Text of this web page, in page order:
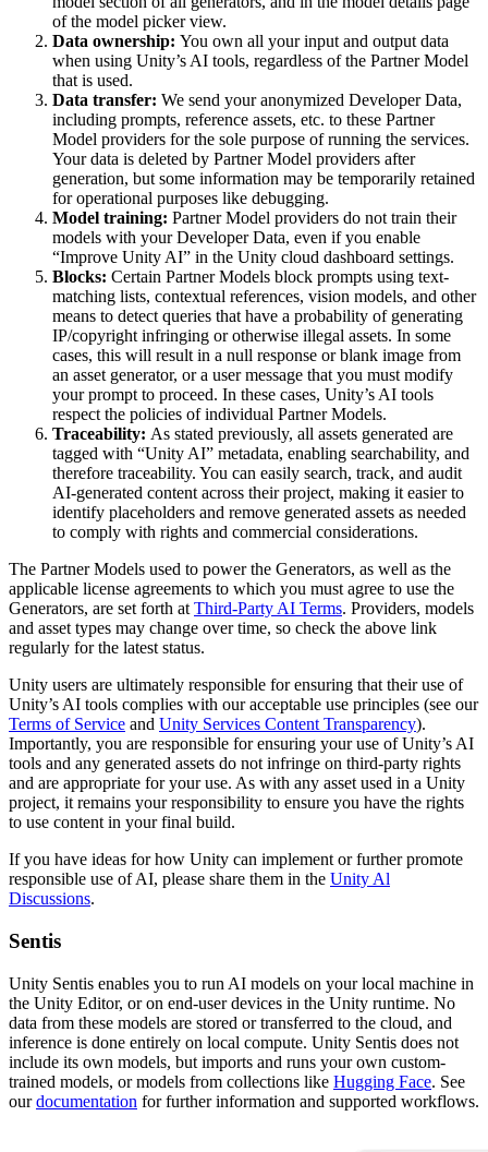
of the model picker view.
Data ownership: You own all your input and output data
when using Unity’s AI tools, regardless of the Partner Model
that is used.
Data transfer: We send your anonymized Developer Data,
including prompts, reference assets, etc. to these Partner
Model providers for the sole purpose of running the services.
Your data is deleted by Partner Model providers after
generation, but some information may be temporarily retained
for operational purposes like debugging.
Model training: Partner Model providers do not train their
models with your Developer Data, even if you enable
“Improve Unity AI” in the Unity cloud dashboard settings.
Blocks: Certain Partner Models block prompts using text-
matching lists, contextual references, vision models, and other
means to detect queries that have a probability of generating
IP/copyright infringing or otherwise illegal assets. In some
cases, this will result in a null response or blank image from
an asset generator, or a user message that you must modify
your prompt to proceed. In these cases, Unity’s AI tools
respect the policies of individual Partner Models.
Traceability: As stated previously, all assets generated are
tagged with “Unity AI” metadata, enabling searchability, and
therefore traceability. You can easily search, track, and audit
AI-generated content across their project, making it easier to
identify placeholders and remove generated assets as needed
to comply with rights and commercial considerations.
The Partner Models used to power the Generators, as well as the
applicable license agreements to which you must agree to use the
Generators, are set forth at Third-Party AI Terms. Providers, models
and asset types may change over time, so check the above link
regularly for the latest status.
Unity users are ultimately responsible for ensuring that their use of
Unity’s AI tools complies with our acceptable use principles (see our
Terms of Service and Unity Services Content Transparency).
Importantly, you are responsible for ensuring your use of Unity’s AI
tools and any generated assets do not infringe on third-party rights
and are appropriate for your use. As with any asset used in a Unity
project, it remains your responsibility to ensure you have the rights
to use content in your final build.
If you have ideas for how Unity can implement or further promote
responsible use of AI, please share them in the Unity Al
Discussions.
Sentis
Unity Sentis enables you to run AI models on your local machine in
the Unity Editor, or on end-user devices in the Unity runtime. No
data from these models are stored or transferred to the cloud, and
inference is done entirely on local compute. Unity Sentis does not
include its own models, but imports and runs your own custom-
trained models, or models from collections like Hugging Face. See
ourdocumentation for further information and supported workflows.